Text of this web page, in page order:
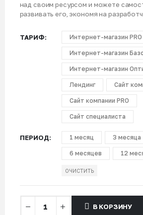
над своим ресурсом и можете
развивать его, экономя на
ТАРИФ Интернет-магазин PRO
Интернет-магазин
Интернет-магазин
Лендинг Сайт
Сайт компании PRO
Сайт специалиста
ПЕРИОД 1 месяц 3 месяца
6 месяцев 12
ОЧИСТИТЬ
В КОРЗИНУ